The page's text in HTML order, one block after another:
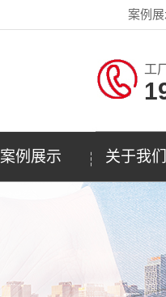
案例
工
案例展示 关于我们